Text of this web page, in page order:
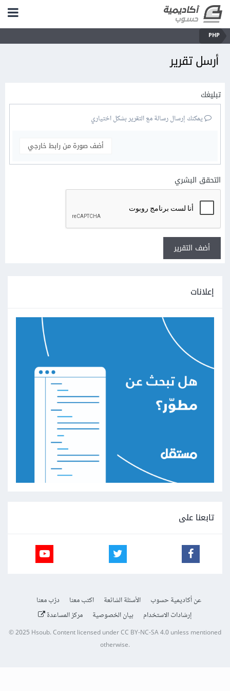
PHP
أرسل تقرير
تبليغك
يمكنك إرسال رسالة مع التقرير بشكل اختياري
أضف صورة من رابط خارجي
التحقق البشري
أضف التقرير
إعلانات
تابعنا على
عن أكاديمية حسوب الأسئلة الشائعة اكتب معنا
درّب معنا
إرشادات الاستخدام
بيان الخصوصية مركز المساعدة
© 2025 Hsoub.Content licensed underCC BY-NC-SA 4.0unless mentioned
otherwise.